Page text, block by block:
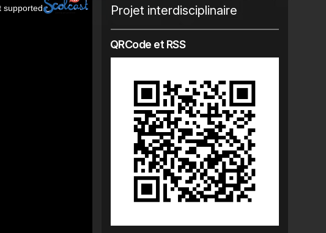
supported.
Projet interdisciplinaire
QRCode et RSS